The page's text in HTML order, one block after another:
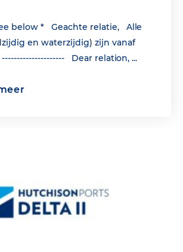
below * Geachte relatie, Alle
en waterzijdig) zijn vanaf
Dear relation, ...